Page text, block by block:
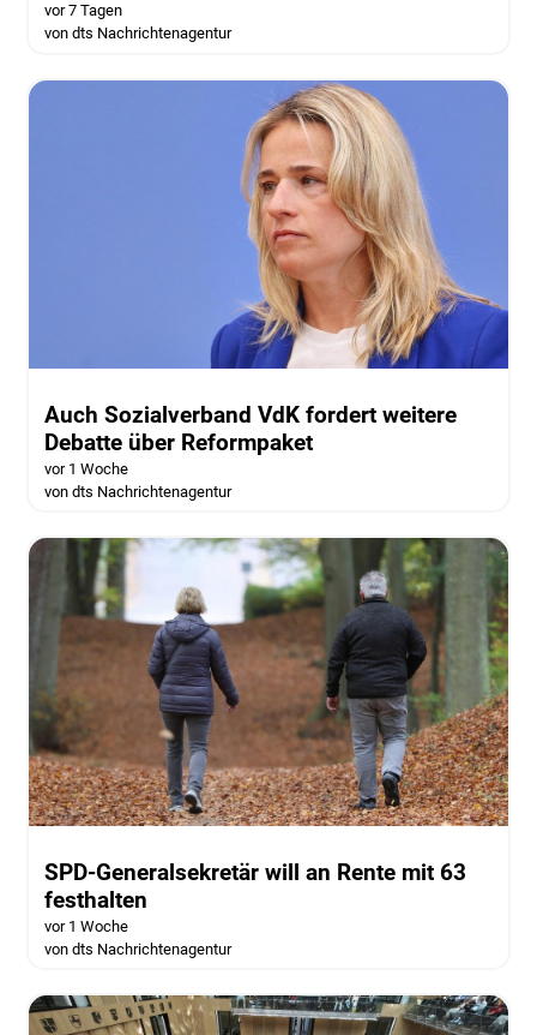
vor 7 Tagen
von dts Nachrichtenagentur
Auch Sozialverband VdK fordert weitere
Debatte über Reformpaket
vor 1 Woche
von dts Nachrichtenagentur
SPD-Generalsekretär will an Rente mit 63
festhalten
vor 1 Woche
von dts Nachrichtenagentur